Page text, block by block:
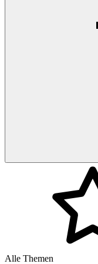
Alle Themen